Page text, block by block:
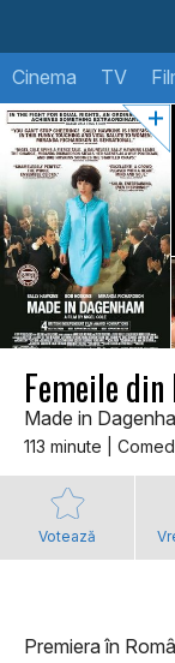
Cinema TV
Femeile din
Made in
113 minute |
Votează
Premiera în